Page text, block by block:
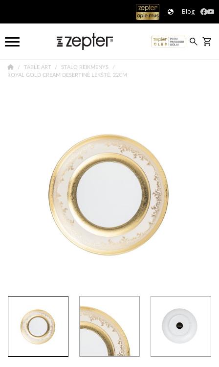
Blog
TABLE ART
STALO REIKMENYS
ROYAL GOLD CREAM DESERTINĖ LĖKŠTĖ, 22CM